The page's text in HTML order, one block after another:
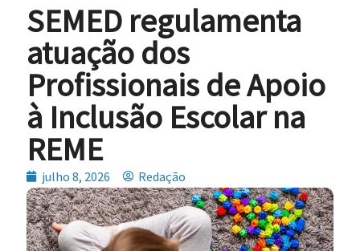
SEMED regulamenta
atuação dos
Profissionais de Apoio
à Inclusão Escolar na
REME
julho 8, 2026 Redação